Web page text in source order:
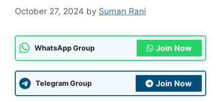
October 27, 2024 by Suman Rani
WhatsApp Group Join Now
Telegram Group Join Now